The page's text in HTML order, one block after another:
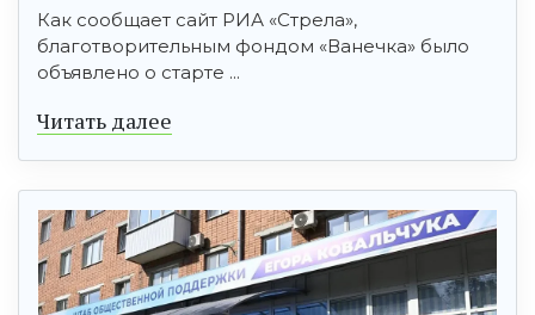
Как сообщает сайт РИА «Стрела»,
благотворительным фондом «Ванечка» было
объявлено о старте ...
Читать далее